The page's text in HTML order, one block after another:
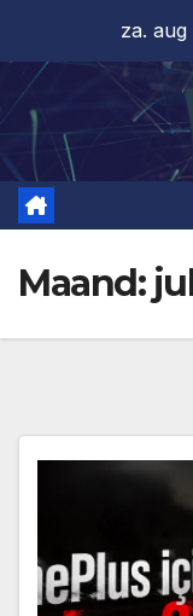
inhoud
za.
Maand: